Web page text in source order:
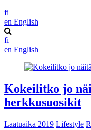
fi
en English
fi
en English
Kokeilitko jo
herkkusuosikit
Laatuaika 2019 Lifestyle